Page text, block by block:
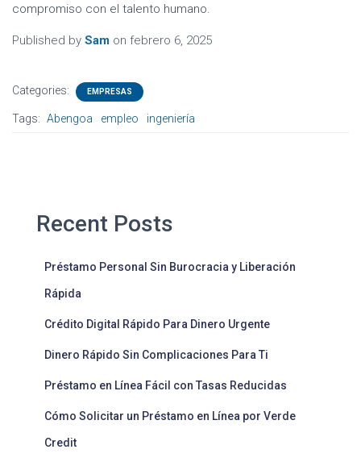
compromiso con el talento humano.
Published by Sam on febrero 6, 2025
Categories: EMPRESAS
Tags: Abengoa empleo ingeniería
Recent Posts
Préstamo Personal Sin Burocracia y Liberación
Rápida
Crédito Digital Rápido Para Dinero Urgente
Dinero Rápido Sin Complicaciones Para Ti
Préstamo en Línea Fácil con Tasas Reducidas
Cómo Solicitar un Préstamo en Línea por Verde
Credit